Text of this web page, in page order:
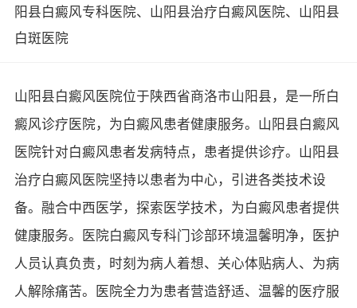
阳县白癜风专科医院、山阳县治疗白癜风医院、山阳县
白斑医院
山阳县白癜风医院位于陕西省商洛市山阳县，是一所白
癜风诊疗医院，为白癜风患者健康服务。山阳县白癜风
医院针对白癜风患者发病特点，患者提供诊疗。山阳县
治疗白癜风医院坚持以患者为中心，引进各类技术设
备。融合中西医学，探索医学技术，为白癜风患者提供
健康服务。医院白癜风专科门诊部环境温馨明净，医护
人员认真负责，时刻为病人着想、关心体贴病人、为病
人解除痛苦。医院全力为患者营造舒适、温馨的医疗服